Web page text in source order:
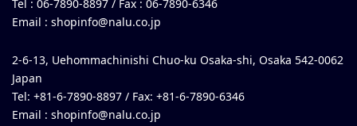
Tel : 06-7890-8897 / Fax : 06-7890-6346
Email : shopinfo@nalu.co.jp
2-6-13, Uehommachinishi Chuo-ku Osaka-shi, Osaka 542-0062
Japan
Tel: +81-6-7890-8897 / Fax: +81-6-7890-6346
Email : shopinfo@nalu.co.jp